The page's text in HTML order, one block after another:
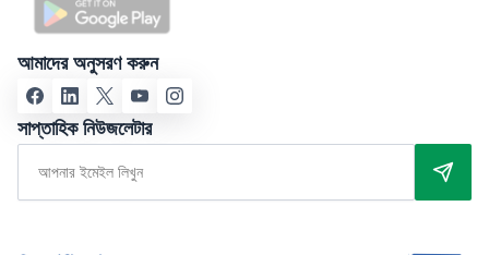
আমাদের অনুসরণ করুন
সাপ্তাহিক নিউজলেটার